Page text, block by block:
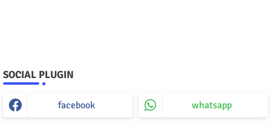
SOCIAL PLUGIN
facebook whatsapp